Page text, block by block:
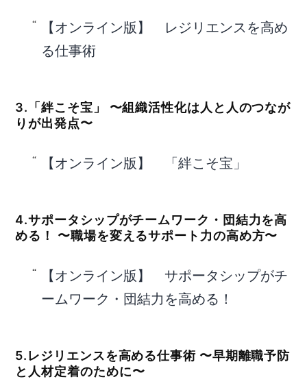
【オンライン版】 レジリエンスを高め
る仕事術
3.「絆こそ宝」 〜組織活性化は人と人のつなが
りが出発点〜
【オンライン版】 「絆こそ宝」
4.サポータシップがチームワーク・団結力を高
める！ 〜職場を変えるサポート力の高め方〜
【オンライン版】 サポータシップがチ
ームワーク・団結力を高める！
5.レジリエンスを高める仕事術 〜早期離職予防
と人材定着のために〜